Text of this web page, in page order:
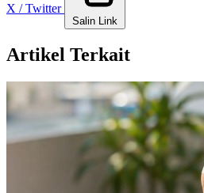
X / Twitter
Salin Link
Artikel Terkait